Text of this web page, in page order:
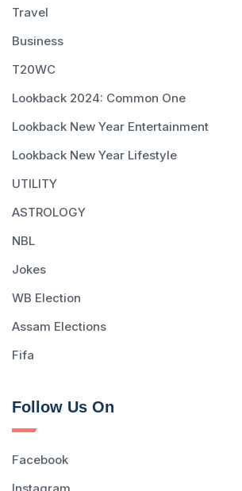
Travel
Business
T20WC
Lookback 2024: Common One
Lookback New Year Entertainment
Lookback New Year Lifestyle
UTILITY
ASTROLOGY
NBL
Jokes
WB Election
Assam Elections
Fifa
Follow Us On
Facebook